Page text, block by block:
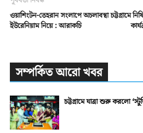
ওয়াশিংটন-তেহরান সংলাপে অচলাবস্থা
ইউরেনিয়াম নিয়ে : আরাকচি
চট্টগ্রামে
সম্পর্কিত আরো খবর
চট্টগ্রামে যাত্রা শুরু করলো